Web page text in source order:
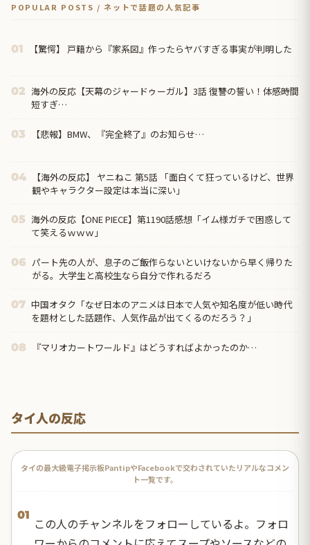
POPULAR POSTS / ネットで話題の人気記事
01 【驚愕】 戸籍から『家系図』作ったらヤバすぎる事実が判明した
02 海外の反応【天幕のジャードゥーガル】3話 復讐の誓い！体感時間
短すぎ…
03 【悲報】BMW、『完全終了』のお知らせ…
04
【海外の反応】 ヤニねこ 第5話 「面白くて狂っているけど、世界
観やキャラクター設定は本当に深い」
05 海外の反応【ONE PIECE】第1190話感想「イム様ガチで困惑して
て笑えるｗｗｗ」
06 パート先の人が、息子のご飯作らないといけないから早く帰りた
がる。大学生と高校生なら自分で作れるだろ
07 中国オタク「なぜ日本のアニメは日本で人気や知名度が低い時代
を題材とした話題作、人気作品が出てくるのだろう？」
08 『マリオカートワールド』はどうすればよかったのか…
タイ人の反応
タイの最大級電子掲示板PantipやFacebookで交わされていたリアルなコメン
ト一覧です。
01
この人のチャンネルをフォローしているよ。フォロ